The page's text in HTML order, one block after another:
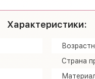
Характеристики:
Страна